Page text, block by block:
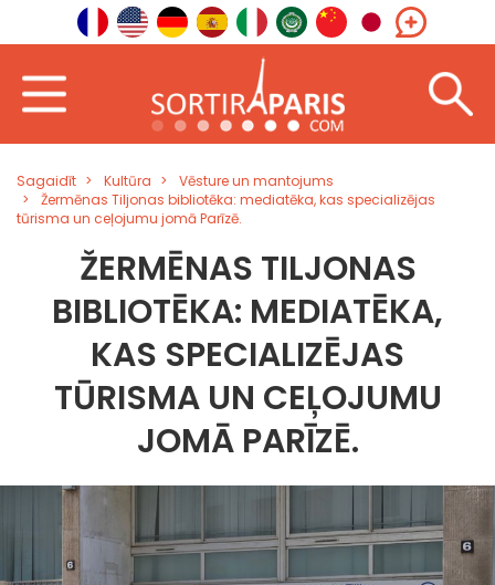
Sagaidīt Kultūra
Vēsture un mantojums
Žermēnas Tiljonas bibliotēka: mediatēka, kas specializējas
tūrisma un ceļojumu jomā Parīzē.
ŽERMĒNAS TILJONAS
BIBLIOTĒKA: MEDIATĒKA,
KAS SPECIALIZĒJAS
TŪRISMA UN CEĻOJUMU
JOMĀ PARĪZĒ.